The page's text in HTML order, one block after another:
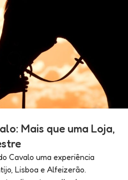
Mais que uma Loja,
Cavalo uma experiência
Lisboa e Alfeizerão.